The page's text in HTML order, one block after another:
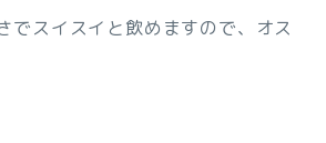
でスイスイと飲めますので、オス